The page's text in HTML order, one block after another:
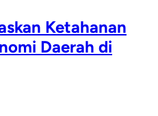
Ketahanan
Daerah di